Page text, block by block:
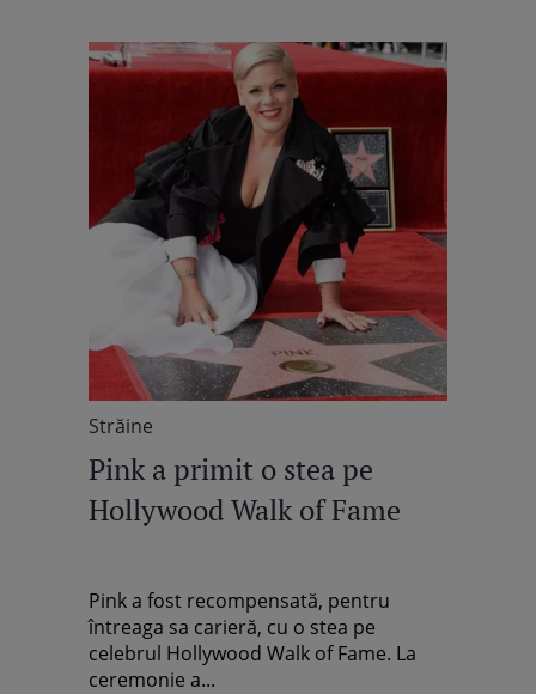
Străine
Pink a primit o stea pe
Hollywood Walk of Fame
Pink a fost recompensată, pentru
întreaga sa carieră, cu o stea pe
celebrul Hollywood Walk of Fame. La
ceremonie a...